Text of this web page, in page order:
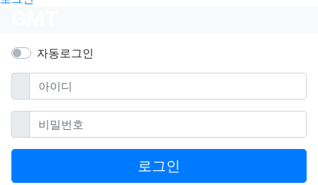
자동로그인
아이디필수
비밀번호필수
로그인